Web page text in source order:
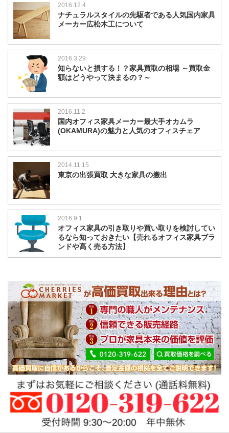
2016.12.4
ナチュラルスタイルの先駆者である人気国内家具
メーカー広松木工について
2016.3.29
知らないと損する！？家具買取の相場 ～買取金
額はどうやって決まるの？～
2016.11.2
国内オフィス家具メーカー最大手オカムラ
(OKAMURA)の魅力と人気のオフィスチェア
2014.11.15
東京の出張買取 大きな家具の搬出
2016.9.1
オフィス家具の引き取りや買い取りを検討してい
るなら知っておきたい【売れるオフィス家具ブラ
ンドや高く売る方法】